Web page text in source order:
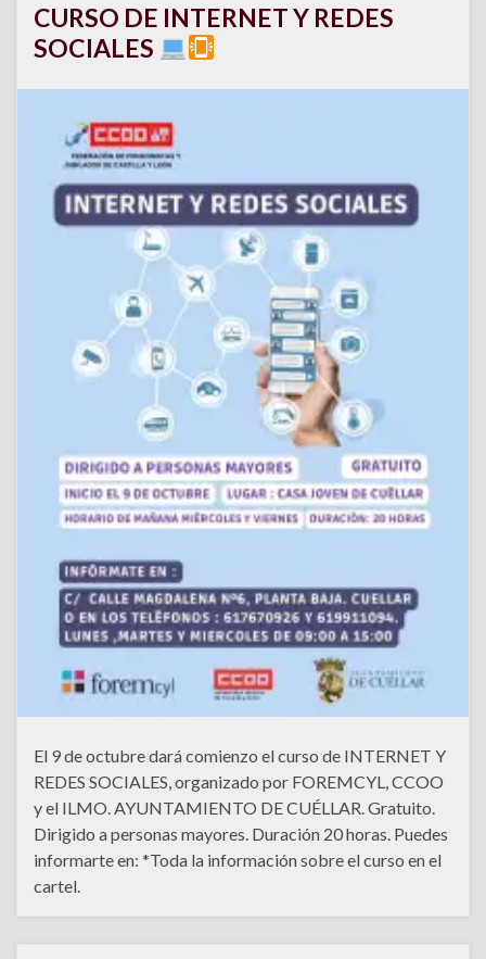
CURSO DE INTERNET Y REDES
SOCIALES
El 9 de octubre dará comienzo el curso de INTERNET Y
REDES SOCIALES, organizado por FOREMCYL, CCOO
y el ILMO. AYUNTAMIENTO DE CUÉLLAR. Gratuito.
Dirigido a personas mayores. Duración 20 horas. Puedes
informarte en: *Toda la información sobre el curso en el
cartel.